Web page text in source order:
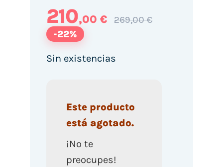
210,00 € 269,00 €
-22%
Sin existencias
Este producto
está agotado.
¡No te
preocupes!